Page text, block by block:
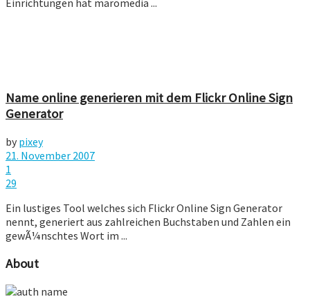
Name online generieren mit dem Flickr Online Sign
Generator
by pixey
21. November 2007
1
29
Ein lustiges Tool welches sich Flickr Online Sign Generator
nennt, generiert aus zahlreichen Buchstaben und Zahlen ein
gewÃ¼nschtes Wort im ...
About